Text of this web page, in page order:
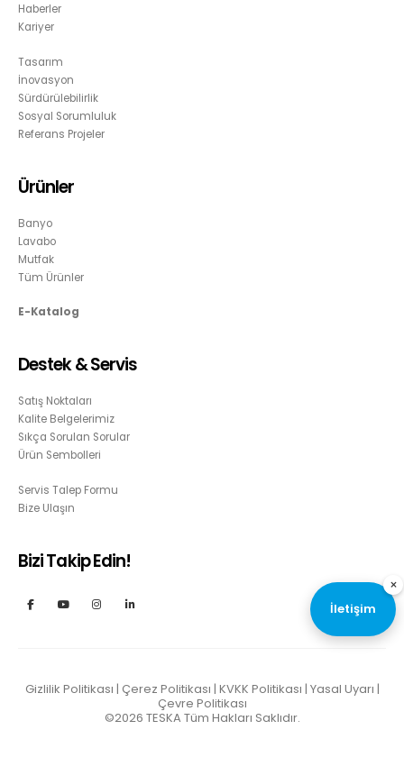
×
İletişim
Haberler
Kariyer
Tasarım
İnovasyon
Sürdürülebilirlik
Sosyal Sorumluluk
Referans Projeler
Ürünler
Banyo
Lavabo
Mutfak
Tüm Ürünler
E-Katalog
Destek & Servis
Satış Noktaları
Kalite Belgelerimiz
Sıkça Sorulan Sorular
Ürün Sembolleri
Servis Talep Formu
Bize Ulaşın
Bizi Takip Edin!
Gizlilik Politikası | Çerez Politikası | KVKK Politikası | Yasal Uyarı |
Çevre Politikası
©2026 TESKA Tüm Hakları Saklıdır.